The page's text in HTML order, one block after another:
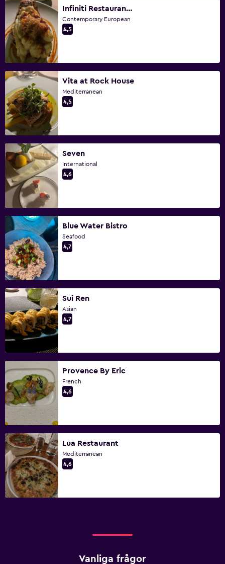
Infiniti Restaurant & Raw Bar
Contemporary European
4,5
Vita at Rock House
Mediterranean
4,5
Seven
International
4,6
Blue Water Bistro
Seafood
4,7
Sui Ren
Asian
4,7
Provence By Eric
French
4,6
Lua Restaurant
Mediterranean
4,6
Vanliga frågor